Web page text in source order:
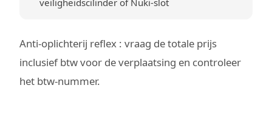
Anti-oplichterij reflex : vraag de totale prijs
inclusief btw voor de verplaatsing en controleer
het btw-nummer.